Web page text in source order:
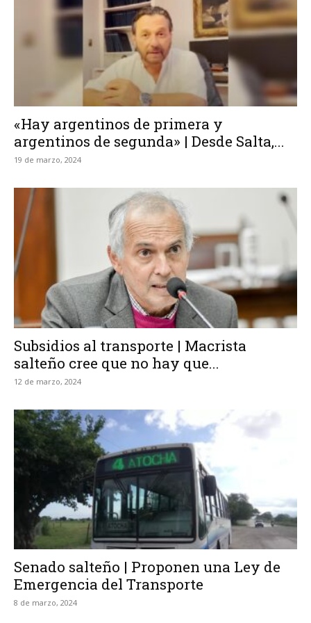
«Hay argentinos de primera y
argentinos de segunda» | Desde Salta,...
19 de marzo, 2024
Subsidios al transporte | Macrista
salteño cree que no hay que...
12 de marzo, 2024
Senado salteño | Proponen una Ley de
Emergencia del Transporte
8 de marzo, 2024